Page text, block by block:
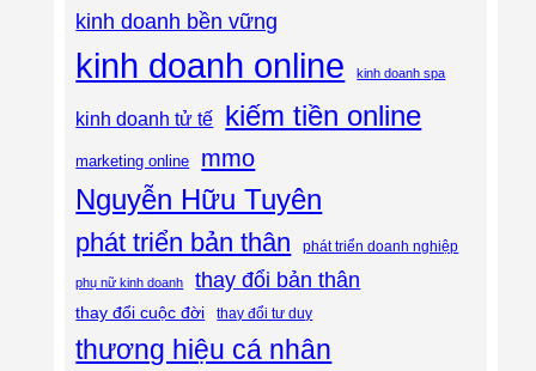
kinh doanh bền vững
kinh doanh online kinh doanh spa
kinh doanh tử tế kiếm tiền online
marketing online mmo
Nguyễn Hữu Tuyên
phát triển bản thân phát triển doanh nghiệp
phụ nữ kinh doanh thay đổi bản thân
thay đổi cuộc đời thay đổi tư duy
thương hiệu cá nhân